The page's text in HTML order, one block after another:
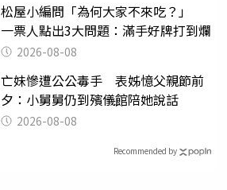
松屋小編問「為何大家不來吃？」
一票人點出3大問題：滿手好牌打到爛
2026-08-08
亡妹慘遭公公毒手 表姊憶父親節前
夕：小舅舅仍到殯儀館陪她說話
2026-08-08
Recommended by